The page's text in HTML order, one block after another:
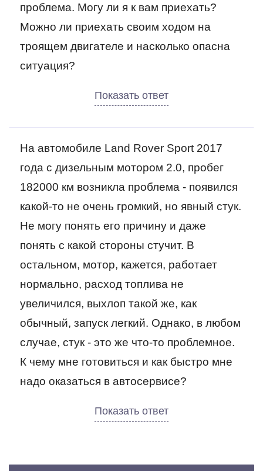
проблема. Могу ли я к вам приехать?
Можно ли приехать своим ходом на
троящем двигателе и насколько опасна
ситуация?
На автомобиле Land Rover Sport 2017
года с дизельным мотором 2.0, пробег
182000 км возникла проблема - появился
какой-то не очень громкий, но явный стук.
Не могу понять его причину и даже
понять с какой стороны стучит. В
остальном, мотор, кажется, работает
нормально, расход топлива не
увеличился, выхлоп такой же, как
обычный, запуск легкий. Однако, в любом
случае, стук - это же что-то проблемное.
К чему мне готовиться и как быстро мне
надо оказаться в автосервисе?